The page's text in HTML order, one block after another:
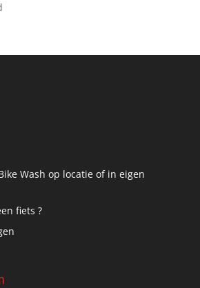
Wash op locatie of in eigen
fiets ?